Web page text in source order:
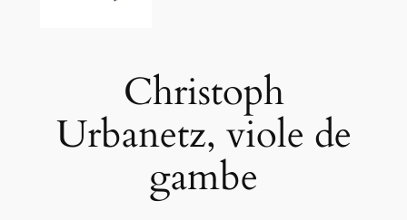
Christoph
Urbanetz, viole de
gambe